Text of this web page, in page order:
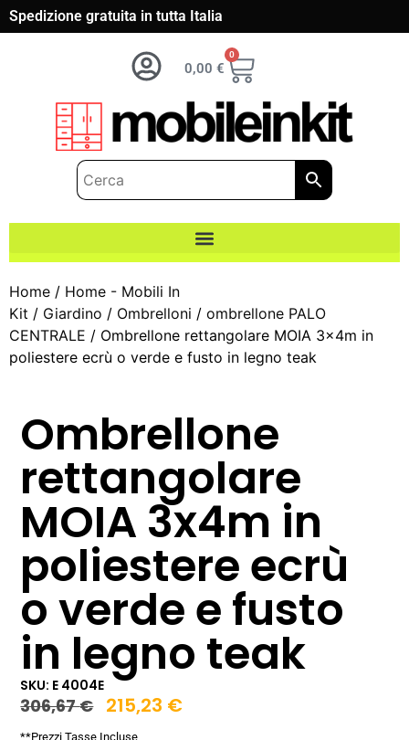
Spedizione gratuita in tutta Italia
0,00 €
0
Home / Home - Mobili In
Kit / Giardino / Ombrelloni / ombrellone PALO
CENTRALE / Ombrellone rettangolare MOIA 3x4m in
poliestere ecrù o verde e fusto in legno teak
Ombrellone
rettangolare
MOIA 3x4m in
poliestere ecrù
o verde e fusto
in legno teak
SKU: E 4004E
306,67€ 215,23 €
**Prezzi Tasse Incluse